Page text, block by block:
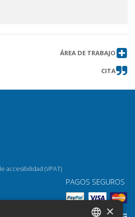
ÁREA DE TRABAJO
CITA
accesibilidad (VPAT)
PAGOS SEGUROS
×